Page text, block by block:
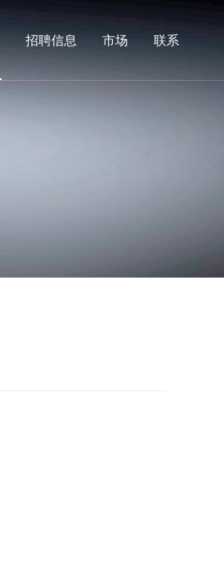
招聘信息 市场 联系